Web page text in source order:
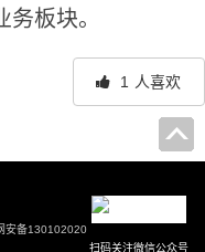
板块。
1 人喜欢
安备130102020
扫码关注微信公众号